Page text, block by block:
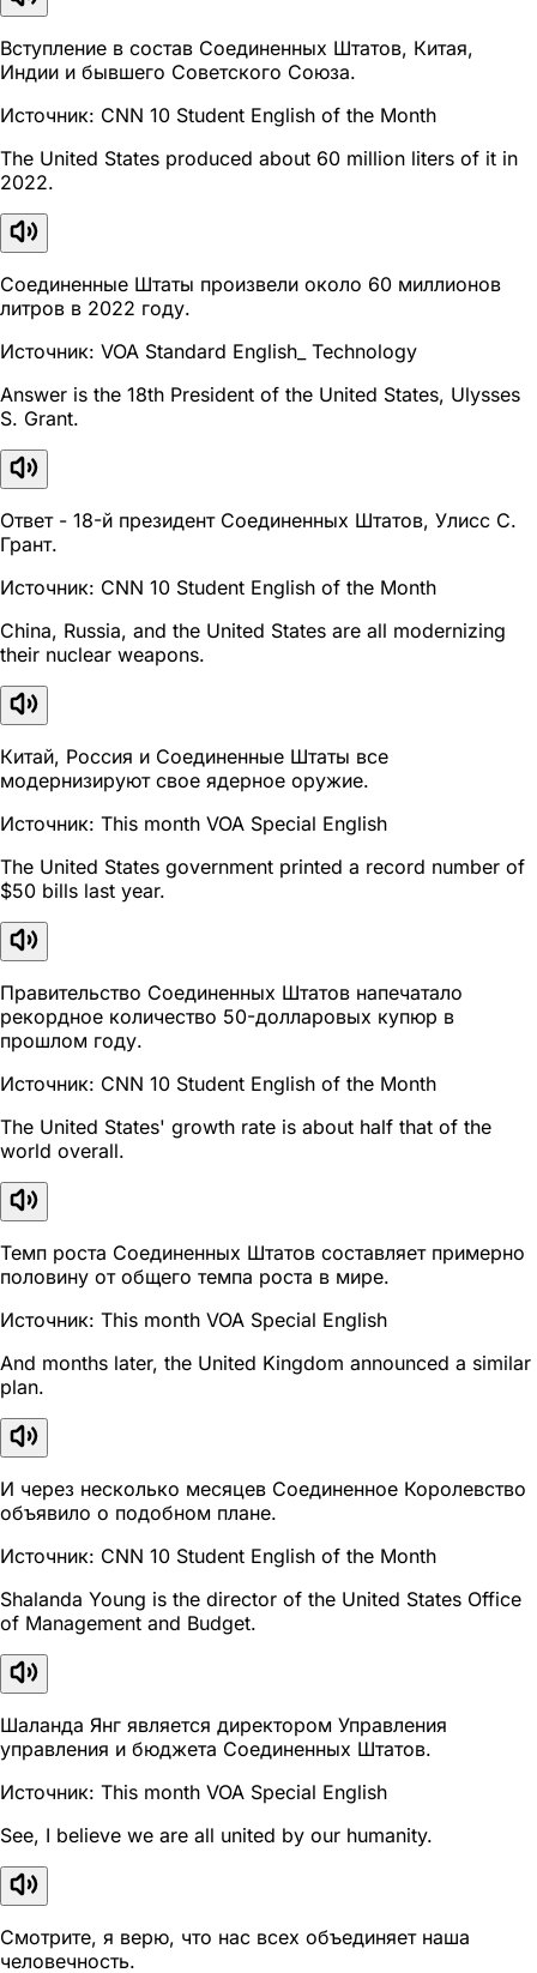
Вступление в состав Соединенных Штатов, Китая,
Индии и бывшего Советского Союза.
Источник: CNN 10 Student English of the Month
The United States produced about 60 million liters of it in
2022.
Соединенные Штаты произвели около 60 миллионов
литров в 2022 году.
Источник: VOA Standard English_ Technology
Answer is the 18th President of the United States, Ulysses
S. Grant.
Ответ - 18-й президент Соединенных Штатов, Улисс С.
Грант.
Источник: CNN 10 Student English of the Month
China, Russia, and the United States are all modernizing
their nuclear weapons.
Китай, Россия и Соединенные Штаты все
модернизируют свое ядерное оружие.
Источник: This month VOA Special English
The United States government printed a record number of
$50 bills last year.
Правительство Соединенных Штатов напечатало
рекордное количество 50-долларовых купюр в
прошлом году.
Источник: CNN 10 Student English of the Month
The United States' growth rate is about half that of the
world overall.
Темп роста Соединенных Штатов составляет примерно
половину от общего темпа роста в мире.
Источник: This month VOA Special English
And months later, the United Kingdom announced a similar
plan.
И через несколько месяцев Соединенное Королевство
объявило о подобном плане.
Источник: CNN 10 Student English of the Month
Shalanda Young is the director of the United States Office
of Management and Budget.
Шаланда Янг является директором Управления
управления и бюджета Соединенных Штатов.
Источник: This month VOA Special English
See, I believe we are all united by our humanity.
Смотрите, я верю, что нас всех объединяет наша
человечность.